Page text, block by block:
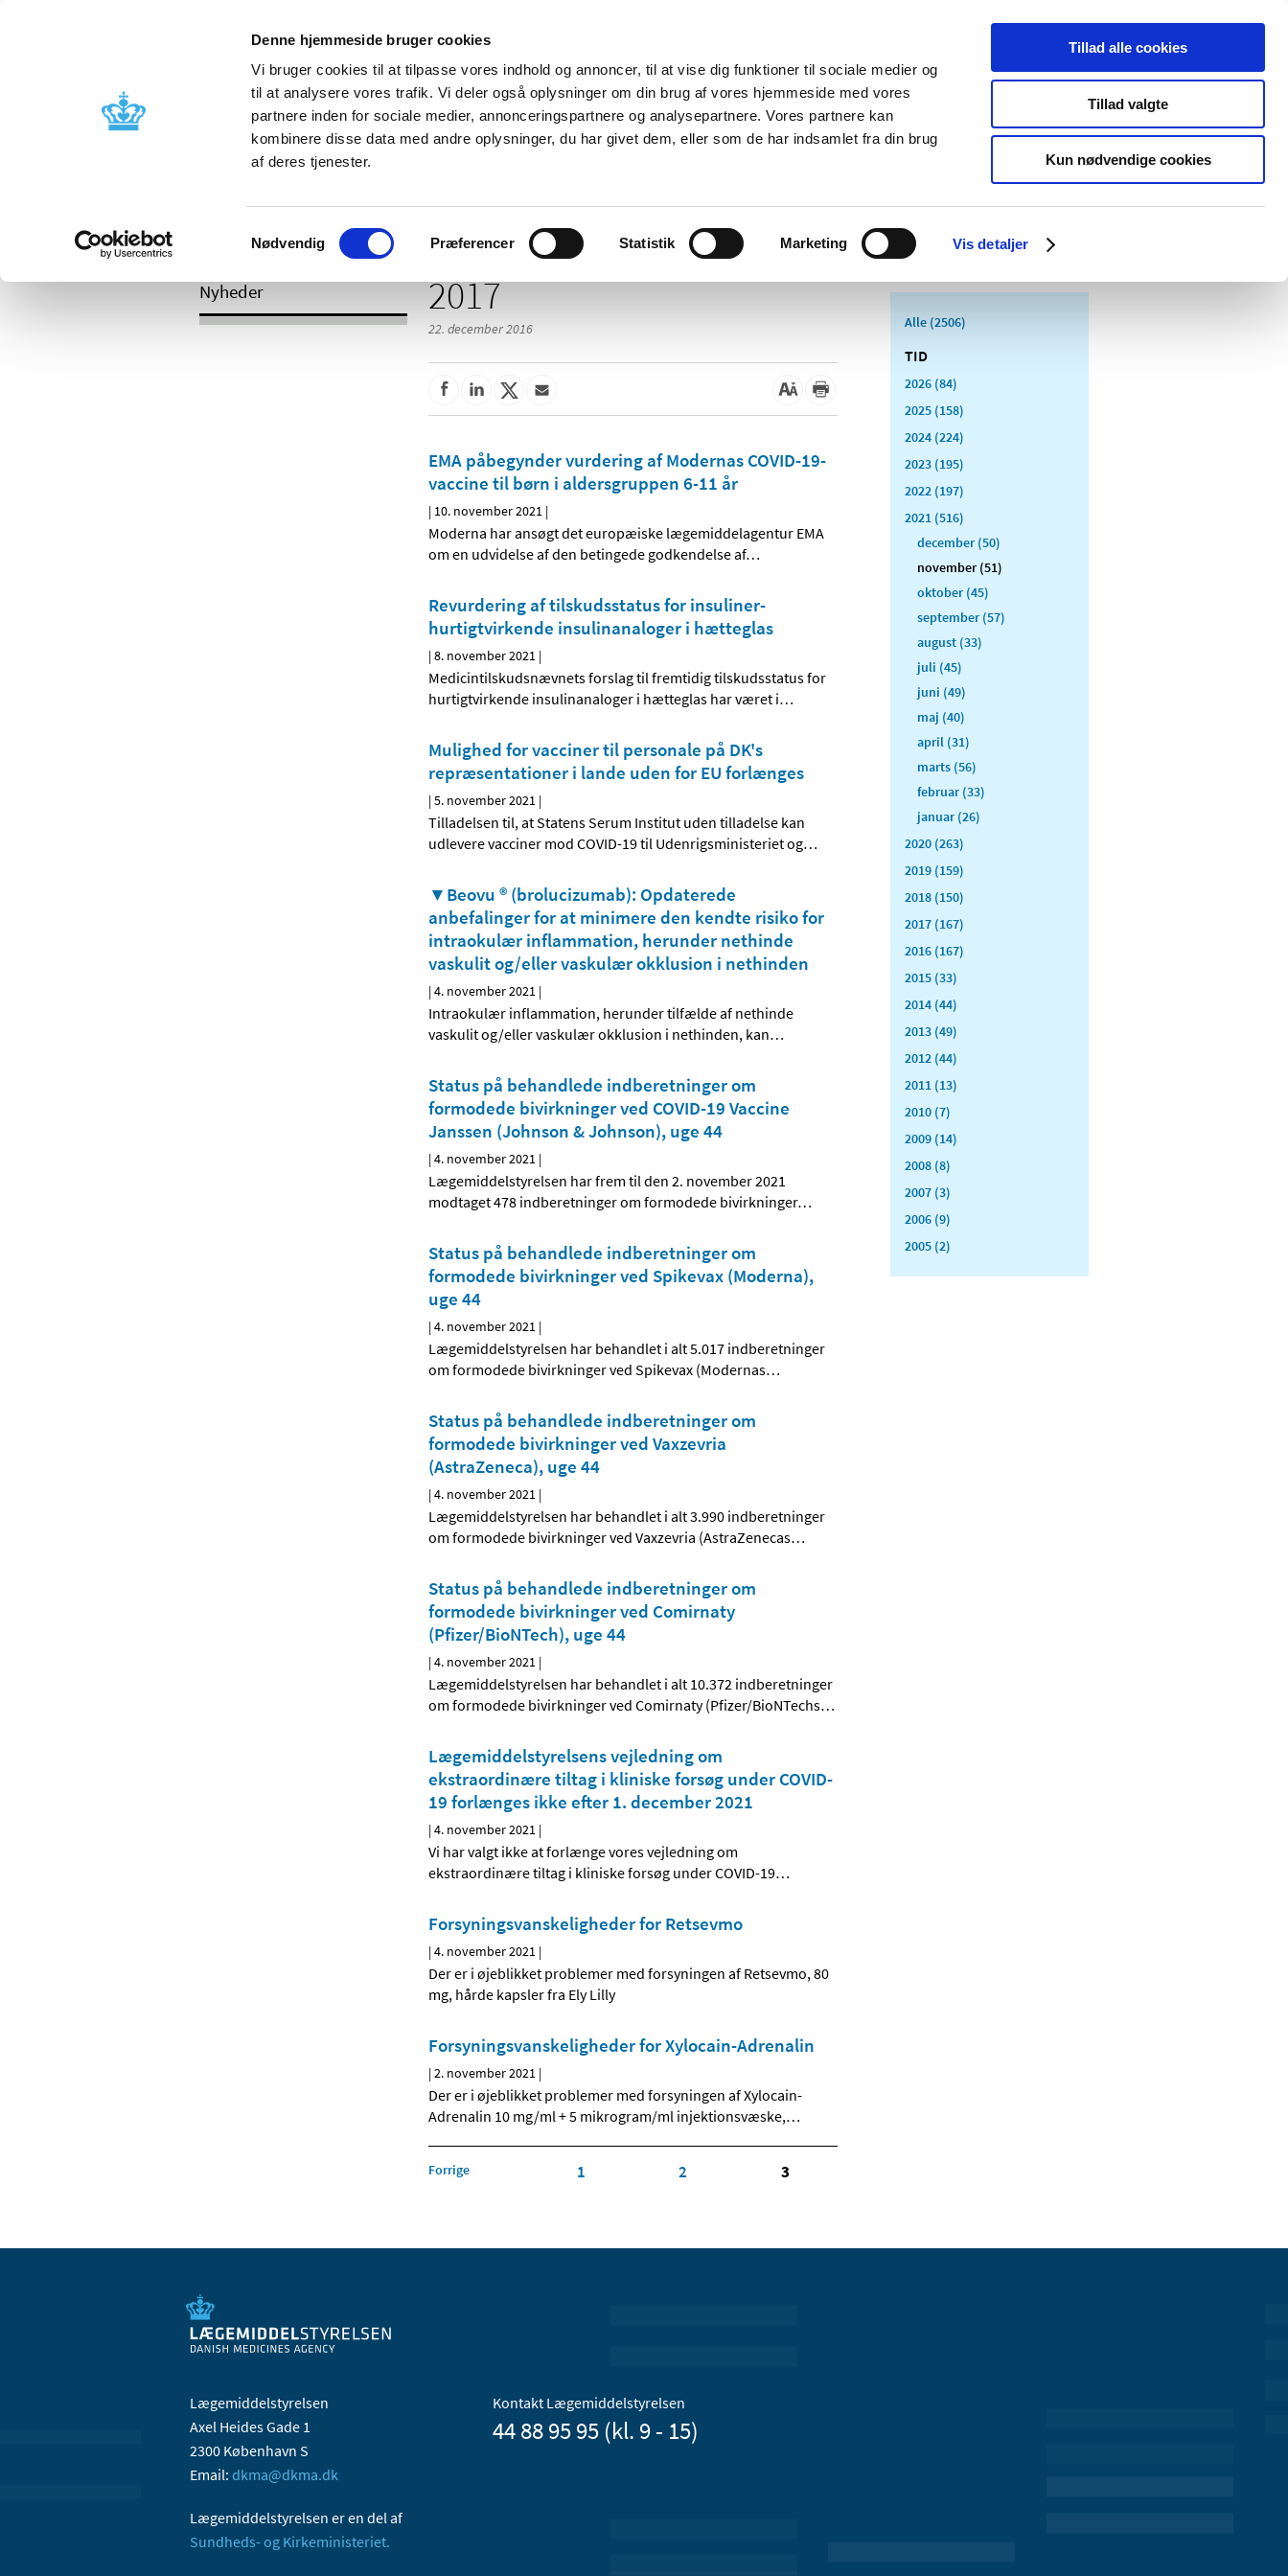
Denne hjemmeside bruger cookies
Vi bruger cookies til at tilpasse vores indhold og annoncer, til at vise dig funktioner til sociale medier og
til at analysere vores trafik. Vi deler også oplysninger om din brug af vores hjemmeside med vores
partnere inden for sociale medier, annonceringspartnere og analysepartnere. Vores partnere kan
kombinere disse data med andre oplysninger, du har givet dem, eller som de har indsamlet fra din brug
af deres tjenester.
Samtykkevalg
Nødvendig Præferencer Statistik Marketing Vis detaljer
Tillad alle cookies
Tillad valgte
Kun nødvendige cookies
Nyheder Om os Kontakt Udgivelser
Godkendelse og
Bivirkninger og
produktinformation
Tilskud og
Apoteker og salg af
Medicinsk
Særlige
produktområder
/ 2017
Nyheder 2017
22. december 2016
EMA påbegynder vurdering af Modernas COVID-19-
vaccine til børn i aldersgruppen 6-11 år
| 10. november 2021 |
Moderna har ansøgt det europæiske lægemiddelagentur EMA
om en udvidelse af den betingede godkendelse af…
Revurdering af tilskudsstatus for insuliner-
hurtigtvirkende insulinanaloger i hætteglas
|8. november 2021 |
Medicintilskudsnævnets forslag til fremtidig tilskudsstatus for
hurtigtvirkende insulinanaloger i hætteglas har været i…
Mulighed for vacciner til personale på DK's
repræsentationer i lande uden for EU forlænges
|5. november 2021 |
Tilladelsen til, at Statens Serum Institut uden tilladelse kan
udlevere vacciner mod COVID-19 til Udenrigsministeriet og…
▼Beovu ® (brolucizumab): Opdaterede
anbefalinger for at minimere den kendte risiko for
intraokulær inflammation, herunder nethinde
vaskulit og/eller vaskulær okklusion i nethinden
|4. november 2021 |
Intraokulær inflammation, herunder tilfælde af nethinde
vaskulit og/eller vaskulær okklusion i nethinden, kan…
Status på behandlede indberetninger om
formodede bivirkninger ved COVID-19 Vaccine
Janssen (Johnson & Johnson), uge 44
|4. november 2021 |
Lægemiddelstyrelsen har frem til den 2. november 2021
modtaget 478 indberetninger om formodede bivirkninger…
Status på behandlede indberetninger om
formodede bivirkninger ved Spikevax (Moderna),
uge 44
|4. november 2021 |
Lægemiddelstyrelsen har behandlet i alt 5.017 indberetninger
om formodede bivirkninger ved Spikevax (Modernas…
Status på behandlede indberetninger om
formodede bivirkninger ved Vaxzevria
(AstraZeneca), uge 44
|4. november 2021 |
Lægemiddelstyrelsen har behandlet i alt 3.990 indberetninger
om formodede bivirkninger ved Vaxzevria (AstraZenecas…
Status på behandlede indberetninger om
formodede bivirkninger ved Comirnaty
(Pfizer/BioNTech), uge 44
|4. november 2021 |
Lægemiddelstyrelsen har behandlet i alt 10.372 indberetninger
om formodede bivirkninger ved Comirnaty (Pfizer/BioNTechs…
Lægemiddelstyrelsens vejledning om
ekstraordinære tiltag i kliniske forsøg under COVID-
19 forlænges ikke efter 1. december 2021
|4. november 2021 |
Vi har valgt ikke at forlænge vores vejledning om
ekstraordinære tiltag i kliniske forsøg under COVID-19…
Forsyningsvanskeligheder for Retsevmo
|4. november 2021 |
Der er i øjeblikket problemer med forsyningen af Retsevmo, 80
mg, hårde kapsler fra Ely Lilly
Forsyningsvanskeligheder for Xylocain-Adrenalin
|2. november 2021 |
Der er i øjeblikket problemer med forsyningen af Xylocain-
Adrenalin 10 mg/ml + 5 mikrogram/ml injektionsvæske,…
Forrige 1 2 3
Alle (2506)
TID
2026 (84)
2025 (158)
2024 (224)
2023 (195)
2022 (197)
2021 (516)
december (50)
november (51)
oktober (45)
september (57)
august (33)
juli (45)
juni (49)
maj (40)
april (31)
marts (56)
februar (33)
januar (26)
2020 (263)
2019 (159)
2018 (150)
2017 (167)
2016 (167)
2015 (33)
2014 (44)
2013 (49)
2012 (44)
2011 (13)
2010 (7)
2009 (14)
2008 (8)
2007 (3)
2006 (9)
2005 (2)
Lægemiddelstyrelsen
Axel Heides Gade 1
2300 København S
Email: dkma@dkma.dk
Lægemiddelstyrelsen er en del af
Sundheds- og Kirkeministeriet.
Kontakt Lægemiddelstyrelsen
44 88 95 95 (kl. 9 - 15)